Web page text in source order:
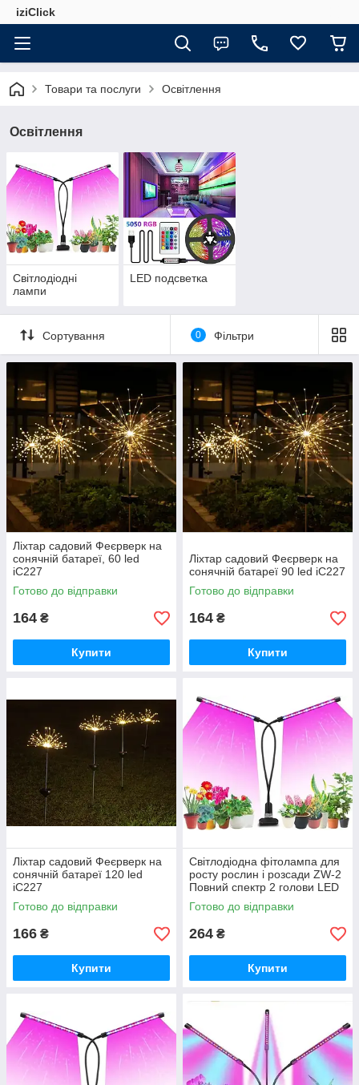
iziClick
Товари та послуги Освітлення
Освітлення
Світлодіодні
лампи
LED подсветка
Сортування 0 Фільтри
Ліхтар садовий Феєрверк на
сонячній батареї, 60 led
iC227
Готово до відправки
164 ₴
Купити
Ліхтар садовий Феєрверк на
сонячній батареї 90 led iC227
Готово до відправки
164 ₴
Купити
Ліхтар садовий Феєрверк на
сонячній батареї 120 led
iC227
Готово до відправки
166 ₴
Купити
Світлодіодна фітолампа для
росту рослин і розсади ZW-2
Повний спектр 2 голови LED
DAS iC227
Готово до відправки
264 ₴
Купити